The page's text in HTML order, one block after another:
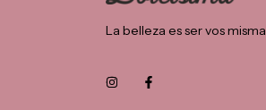
La belleza es ser vos misma